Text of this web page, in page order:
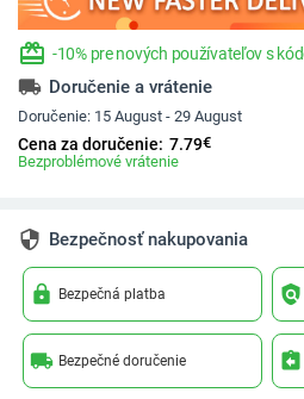
redeem -10% pre nových používateľov s
local_shipping Doručenie a vrátenie
Doručenie: 15 August - 29 August
Cena za doručenie: 7.79€
Bezproblémové vrátenie
security Bezpečnosť nakupovania
lock Bezpečná platba policy
local_shipping Bezpečné doručenie assignment_return